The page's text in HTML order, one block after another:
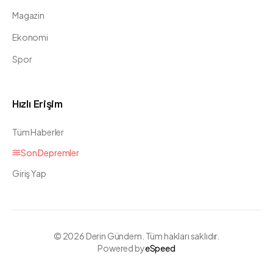
Magazin
Ekonomi
Spor
Hızlı Erişim
Tüm Haberler
Son Depremler
Giriş Yap
© 2026 Derin Gündem. Tüm hakları saklıdır.
Powered byeSpeed